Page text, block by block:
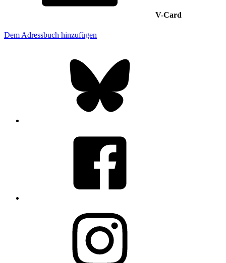
V-Card
Dem Adressbuch hinzufügen